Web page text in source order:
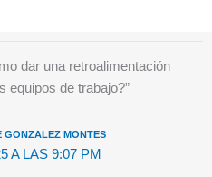
dar una retroalimentación
equipos de trabajo?”
GONZALEZ MONTES
A LAS 9:07 PM